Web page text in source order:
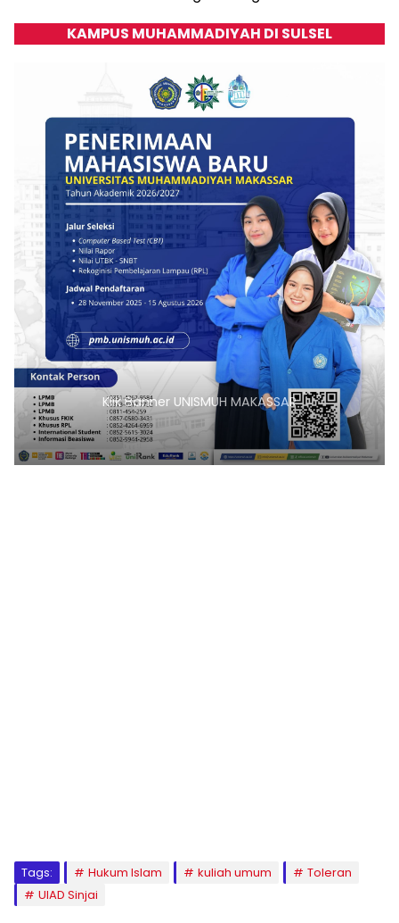
KAMPUS MUHAMMADIYAH DI SULSEL
Tags: Hukum Islam kuliah umum
Toleran
UIAD Sinjai